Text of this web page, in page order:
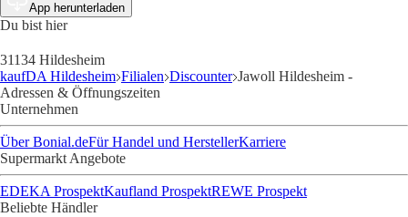
App herunterladen
Du bist hier
31134 Hildesheim
kaufDA Hildesheim Filialen Discounter Jawoll Hildesheim -
Adressen & Öffnungszeiten
Unternehmen
Über Bonial.deFür Handel und HerstellerKarriere
Supermarkt Angebote
EDEKA ProspektKaufland ProspektREWE Prospekt
Beliebte Händler